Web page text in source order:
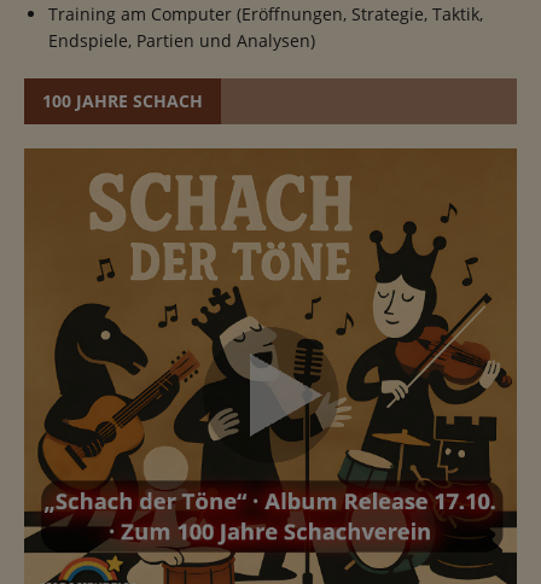
Training am Computer (Eröffnungen, Strategie, Taktik,
Endspiele, Partien und Analysen)
100 JAHRE SCHACH